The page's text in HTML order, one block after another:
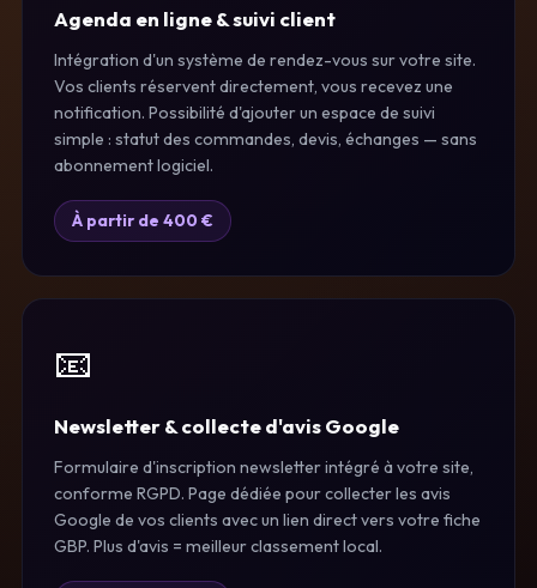
Agenda en ligne & suivi client
Intégration d'un système de rendez-vous sur votre site.
Vos clients réservent directement, vous recevez une
notification. Possibilité d'ajouter un espace de suivi
simple : statut des commandes, devis, échanges — sans
abonnement logiciel.
À partir de 400 €
📧
Newsletter & collecte d'avis Google
Formulaire d'inscription newsletter intégré à votre site,
conforme RGPD. Page dédiée pour collecter les avis
Google de vos clients avec un lien direct vers votre fiche
GBP. Plus d'avis = meilleur classement local.